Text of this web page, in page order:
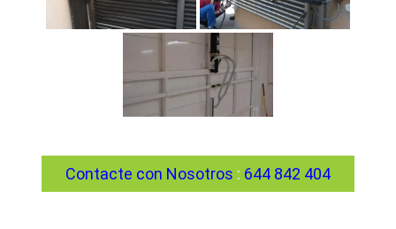
Contacte con Nosotros : 644 842 404